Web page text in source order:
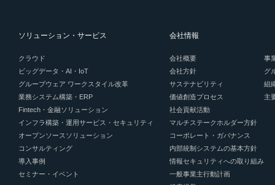
ソリューション・サービス
クラウド
ビッグデータ・AI・IoT
グループウェア ワークスタイル改革
業務システム構築・ERP
Fintech・金融ソリューション
インフラ構築・運用サービス・セキュリティ
オープンソースソリューション
コンサルティング
導入事例
セミナー・イベント
会社情報
会社概要
会社方針
サステナビリティ
価値創造プロセス
社会貢献活動
マルチステークホルダー方針
コーポレート・ガバナンス
内部統制システムの基本方針
情報セキュリティへの取り組み
一般事業主行動計画
事
グ
組
主